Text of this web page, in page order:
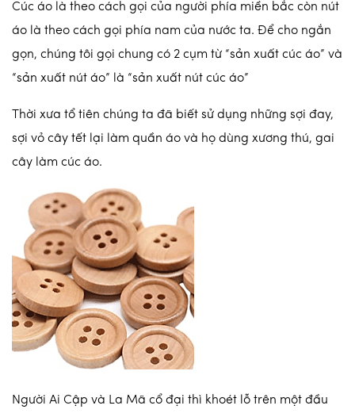
Cúc áo là theo cách gọi của người phía miền bắc còn nút
áo là theo cách gọi phía nam của nước ta. Để cho ngắn
gọn, chúng tôi gọi chung có 2 cụm từ “sản xuất cúc áo” và
“sản xuất nút áo” là “sản xuất nút cúc áo”
Thời xưa tổ tiên chúng ta đã biết sử dụng những sợi đay,
sợi vỏ cây tết lại làm quần áo và họ dùng xương thú, gai
cây làm cúc áo.
Người Ai Cập và La Mã cổ đại thì khoét lỗ trên một đầu